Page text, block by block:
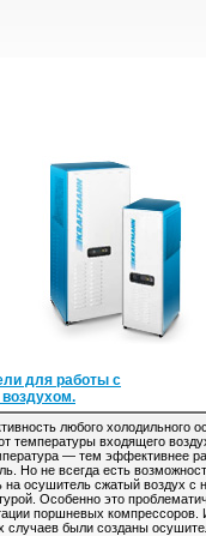
для работы с
любого холодильного
температуры входящего
— тем эффективнее
Но не всегда есть
на осушитель сжатый воздух с
Особенно это
поршневых компрессоров.
случаев были созданы